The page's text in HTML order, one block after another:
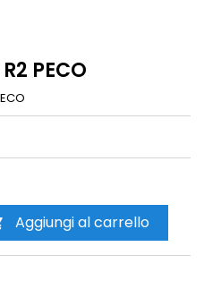
PECO
Aggiungi al carrello